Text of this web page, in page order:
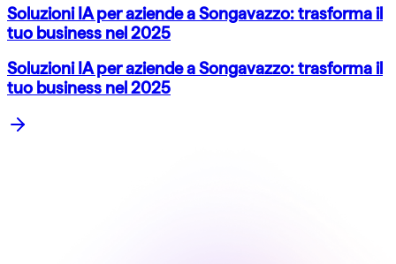
Soluzioni IA per aziende a Songavazzo: trasforma il
tuo business nel 2025
Soluzioni IA per aziende a Songavazzo: trasforma il
tuo business nel 2025